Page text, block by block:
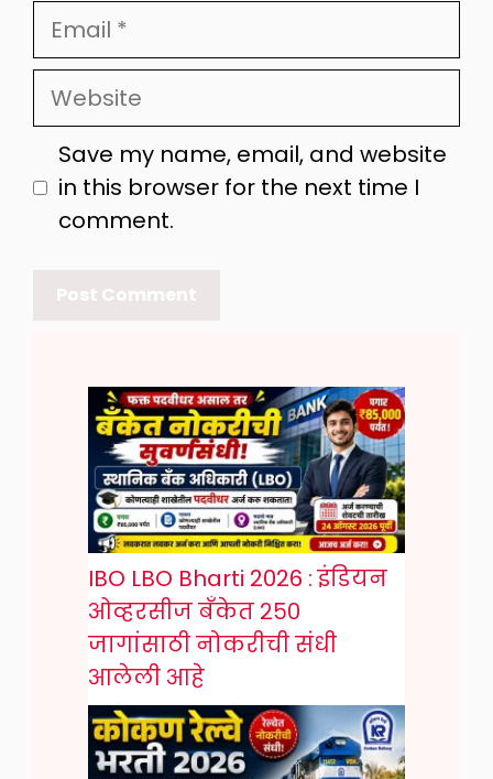
Email
Website
Save my name, email, and website
in this browser for the next time I
comment.
IBO LBO Bharti 2026 : इंडियन
ओव्हरसीज बँकेत २५०
जागांसाठी नोकरीची संधी
आलेली आहे